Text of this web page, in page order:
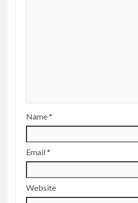
Name*
Email*
Website